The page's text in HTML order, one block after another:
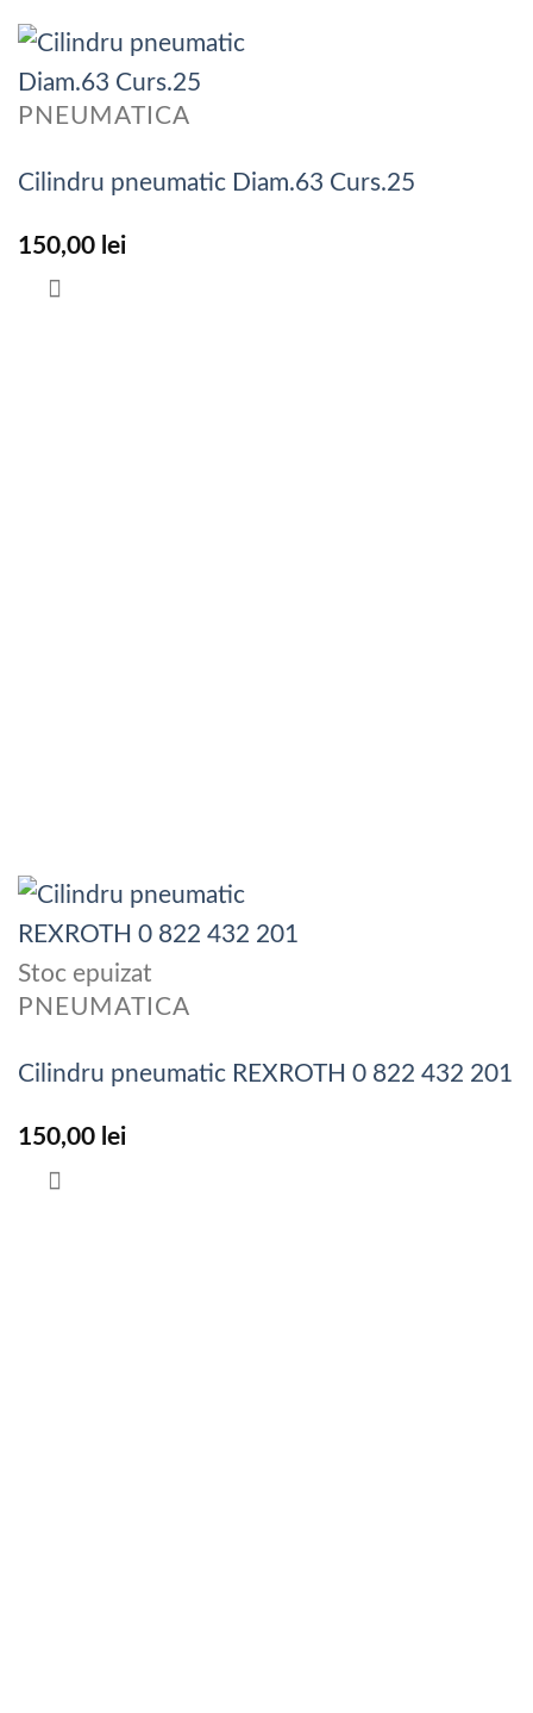
PNEUMATICA
Cilindru pneumatic Diam.63 Curs.25
150,00 lei
Stoc epuizat
PNEUMATICA
Cilindru pneumatic REXROTH 0 822 432 201
150,00 lei